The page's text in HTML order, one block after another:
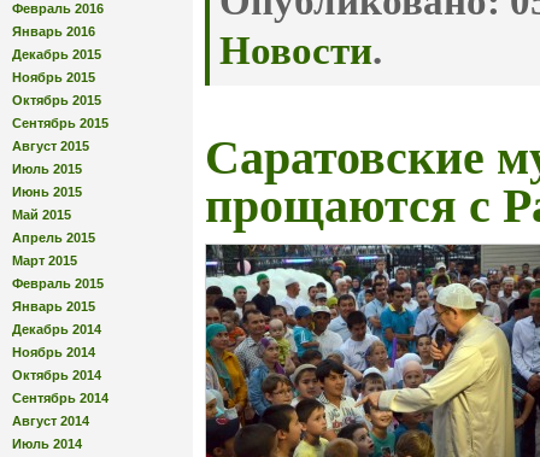
Февраль 2016
Январь 2016
Декабрь 2015
Ноябрь 2015
Октябрь 2015
Сентябрь 2015
Август 2015
Июль 2015
Июнь 2015
Май 2015
Апрель 2015
Март 2015
Февраль 2015
Январь 2015
Декабрь 2014
Ноябрь 2014
Октябрь 2014
Сентябрь 2014
Август 2014
Июль 2014
Новости.
Саратовские
прощаются с